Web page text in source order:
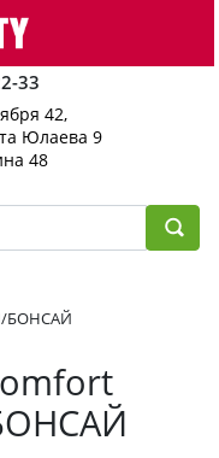
33
42,
Юлаева 9
48
БОНСАЙ